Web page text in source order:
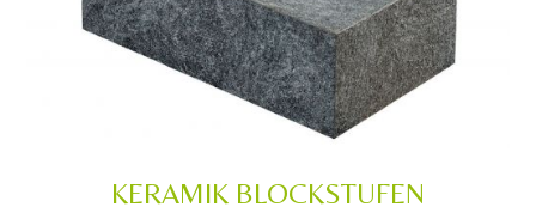
KERAMIK BLOCKSTUFEN